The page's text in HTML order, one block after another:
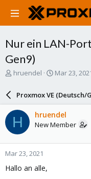
Nur ein LAN-
Gen9)
T
a
d
s
t
a
r
t
e
hruendel
S
a
r
d
a
e
Mar 23,
Proxmox VE (Deutsch/
H hruendel
New Member
Mar 23, 2021
Hallo an alle,